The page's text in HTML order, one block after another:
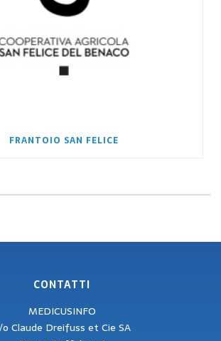
FRANTOIO SAN FELICE
CONTATTI
MEDICUSINFO
o Claude Dreifuss et Cie SA